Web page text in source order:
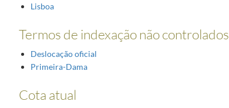
Lisboa
Termos de indexação não controlados
Deslocação oficial
Primeira-Dama
Cota atual